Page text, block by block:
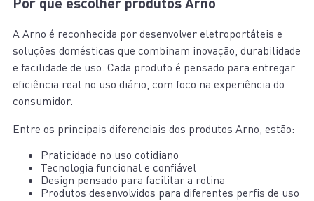
A Arno é reconhecida por desenvolver eletroportáteis e
soluções domésticas que combinam inovação, durabilidade
e facilidade de uso. Cada produto é pensado para entregar
eficiência real no uso diário, com foco na experiência do
consumidor.
Entre os principais diferenciais dos produtos Arno, estão:
Praticidade no uso cotidiano
Tecnologia funcional e confiável
Design pensado para facilitar a rotina
Produtos desenvolvidos para diferentes perfis de uso